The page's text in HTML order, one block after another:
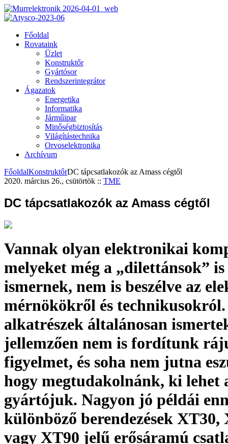
Főoldal
Rovataink
Üzlet
Konstruktőr
Gyártósor
Rendszerintegrátor
Ágazatok
Energetika
Informatika
Járműipar
Minőségbiztosítás
Világítástechnika
Orvoselektronika
Archívum
FőoldalKonstruktőrDC tápcsatlakozók az Amass cégtől
2020. március 26., csütörtök :: TME
DC tápcsatlakozók az Amass cégtől
Vannak olyan elektronikai
melyeket még a „dilettánsok”
ismernek, nem is beszélve az
mérnökökről és technikusokról.
alkatrészek általánosan
jellemzően nem is fordítunk
figyelmet, és soha nem jutna
hogy megtudakolnánk, ki lehet
gyártójuk. Nagyon jó példái
különböző berendezések XT30,
vagy XT90 jelű erősáramú